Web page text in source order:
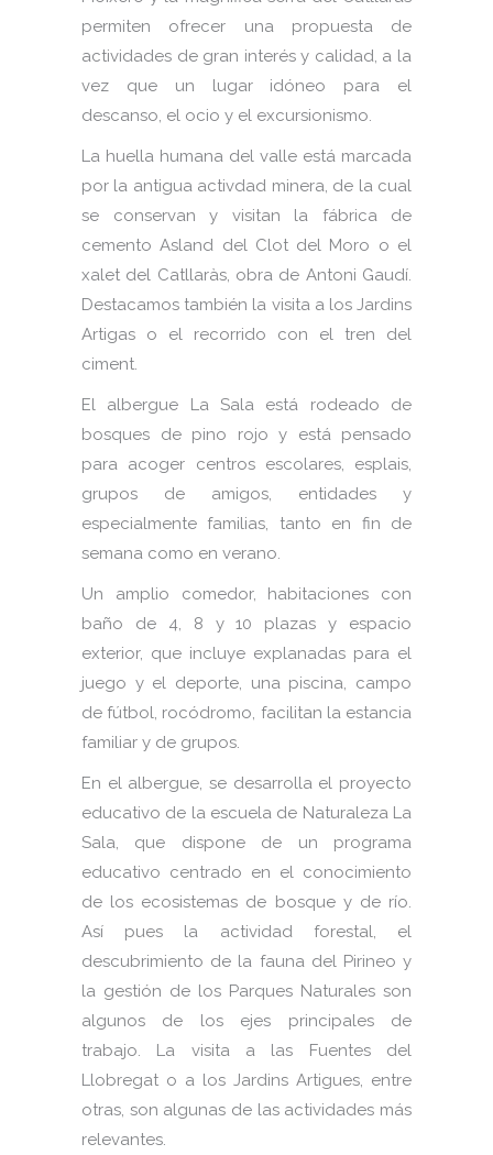
permiten ofrecer una propuesta de
actividades de gran interés y calidad, a la
vez que un lugar idóneo para el
descanso, el ocio y el excursionismo.
La huella humana del valle está marcada
por la antigua activdad minera, de la cual
se conservan y visitan la fábrica de
cemento Asland del Clot del Moro o el
xalet del Catllaràs, obra de Antoni Gaudí.
Destacamos también la visita a los Jardins
Artigas o el recorrido con el tren del
ciment.
El albergue La Sala está rodeado de
bosques de pino rojo y está pensado
para acoger centros escolares, esplais,
grupos de amigos, entidades y
especialmente familias, tanto en fin de
semana como en verano.
Un amplio comedor, habitaciones con
baño de 4, 8 y 10 plazas y espacio
exterior, que incluye explanadas para el
juego y el deporte, una piscina, campo
de fútbol, rocódromo, facilitan la estancia
familiar y de grupos.
En el albergue, se desarrolla el proyecto
educativo de la escuela de Naturaleza La
Sala, que dispone de un programa
educativo centrado en el conocimiento
de los ecosistemas de bosque y de río.
Así pues la actividad forestal, el
descubrimiento de la fauna del Pirineo y
la gestión de los Parques Naturales son
algunos de los ejes principales de
trabajo. La visita a las Fuentes del
Llobregat o a los Jardins Artigues, entre
otras, son algunas de las actividades más
relevantes.